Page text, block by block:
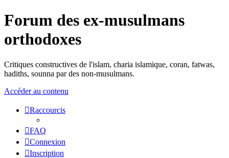
Forum des ex-musulmans
orthodoxes
Critiques constructives de l'islam, charia islamique, coran, fatwas,
hadiths, sounna par des non-musulmans.
Accéder au contenu
Raccourcis
FAQ
Connexion
Inscription